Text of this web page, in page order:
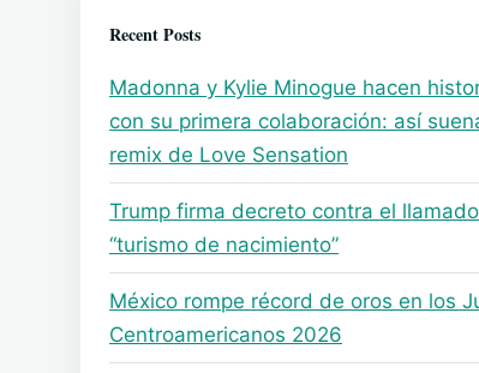
Recent Posts
Madonna y Kylie Minogue hacen
con su primera colaboración: así
remix de Love Sensation
Trump firma decreto contra el llamado
“turismo de nacimiento”
México rompe récord de oros en los
Centroamericanos 2026